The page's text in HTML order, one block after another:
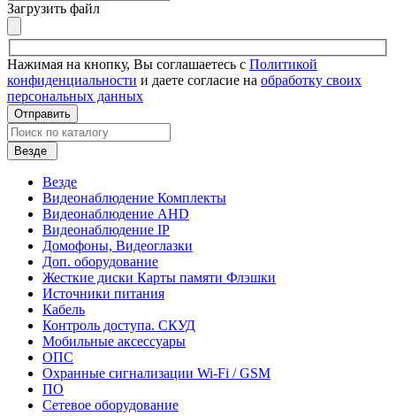
Загрузить файл
Нажимая на кнопку, Вы соглашаетесь с Политикой
конфиденциальности и даете согласие на обработку своих
персональных данных
Отправить
Везде
Везде
Видеонаблюдение Комплекты
Видеонаблюдение AHD
Видеонаблюдение IP
Домофоны, Видеоглазки
Доп. оборудование
Жесткие диски Карты памяти Флэшки
Источники питания
Кабель
Контроль доступа. СКУД
Мобильные аксессуары
ОПС
Охранные сигнализации Wi-Fi / GSM
ПО
Сетевое оборудование